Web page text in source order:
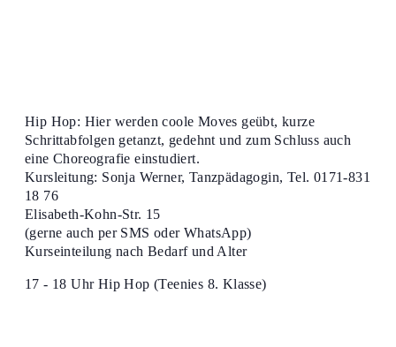
Hip Hop: Hier werden coole Moves geübt, kurze
Schrittabfolgen getanzt, gedehnt und zum Schluss auch
eine Choreografie einstudiert.
Kursleitung: Sonja Werner, Tanzpädagogin, Tel. 0171-831
18 76
Elisabeth-Kohn-Str. 15
(gerne auch per SMS oder WhatsApp)
Kurseinteilung nach Bedarf und Alter
17 - 18 Uhr Hip Hop (Teenies 8. Klasse)